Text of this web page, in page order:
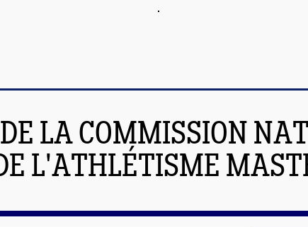
LA COMMISSION
L'ATHLÉTISME